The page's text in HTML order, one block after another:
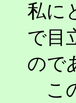
私に
で目
ので
こ